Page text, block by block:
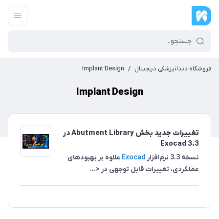
فروشگاه دندانپزشکی دیجیتال /
Implant Design
Implant Design
تغییرات جدید بخش Abutment Library در
Exocad 3.3
نسخه 3.3 نرم‌افزار Exocad علاوه بر بهبودهای
عملکردی، تغییرات قابل توجهی در <...